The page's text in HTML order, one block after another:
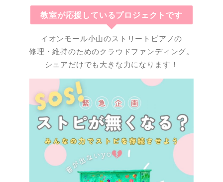
教室が応援しているプロジェクトです
イオンモール小山のストリートピアノの
修理・維持のためのクラウドファンディング。
シェアだけでも大きな力になります！